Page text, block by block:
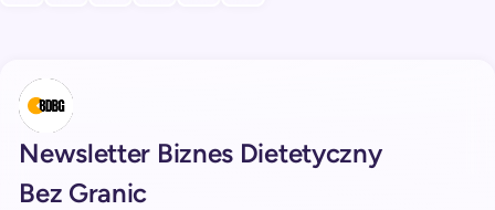
Newsletter Biznes Dietetyczny
Bez Granic